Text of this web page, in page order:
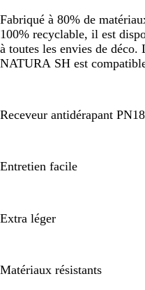
Fabriqué à 80% de
100% recyclable, il est
à toutes les envies de déco.
NATURA SH est
Receveur antidérapant PN18
Entretien facile
Extra léger
Matériaux résistants